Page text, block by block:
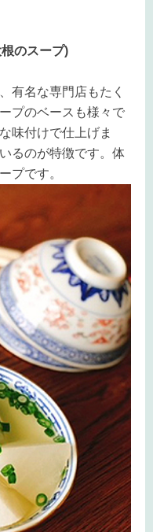
のスープ)
有名な専門店もたく
プのベースも様々で
味付けで仕上げま
るのが特徴です。体
ープです。